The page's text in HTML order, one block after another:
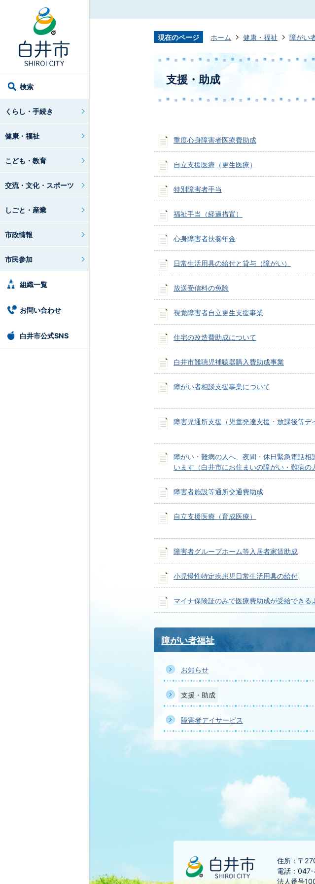
検索
くらし・手続き
健康・福祉
こども・教育
交流・文化・スポーツ
しごと・産業
市政情報
市民参加
組織一覧
お問い合わせ
白井市公式SNS
現在のページ ホーム 健康・福祉 障がい
支援・助成
重度心身障害者医療費助成
自立支援医療（更生医療）
特別障害者手当
福祉手当（経過措置）
心身障害者扶養年金
日常生活用具の給付と貸与（障がい）
放送受信料の免除
視覚障害者自立更生支援事業
住宅の改造費助成について
白井市難聴児補聴器購入費助成事業
障がい者相談支援事業について
障害児通所支援（児童発達支援・放課後等デ
障がい・難病の人へ、夜間・休日緊急電話相
います（白井市にお住まいの障がい・難病の
障害者施設等通所交通費助成
自立支援医療（育成医療）
障害者グループホーム等入居者家賃助成
小児慢性特定疾患児日常生活用具の給付
マイナ保険証のみで医療費助成が受給できる
障がい者福祉
お知らせ
支援・助成
障害者デイサービス
住所：〒
電話：047-
法人番号